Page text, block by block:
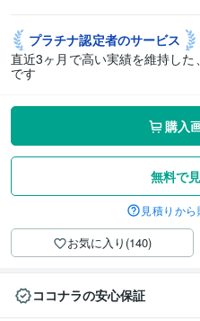
プラチナ認定者のサービス
直近3ヶ月で高い実績を維持し
です
購入
無料で
見積りか
お気に入り(140)
ココナラの安心保証